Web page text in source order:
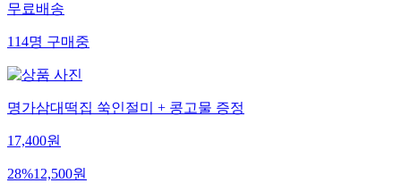
무료배송
114명 구매중
명가삼대떡집 쑥인절미 + 콩고물 증정
17,400원
28%12,500원